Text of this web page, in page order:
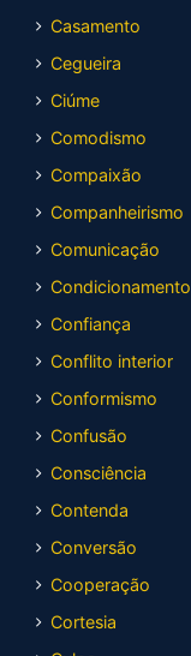
Casamento
Cegueira
Ciúme
Comodismo
Compaixão
Companheirismo
Comunicação
Condicionamento
Confiança
Conflito interior
Conformismo
Confusão
Consciência
Contenda
Conversão
Cooperação
Cortesia